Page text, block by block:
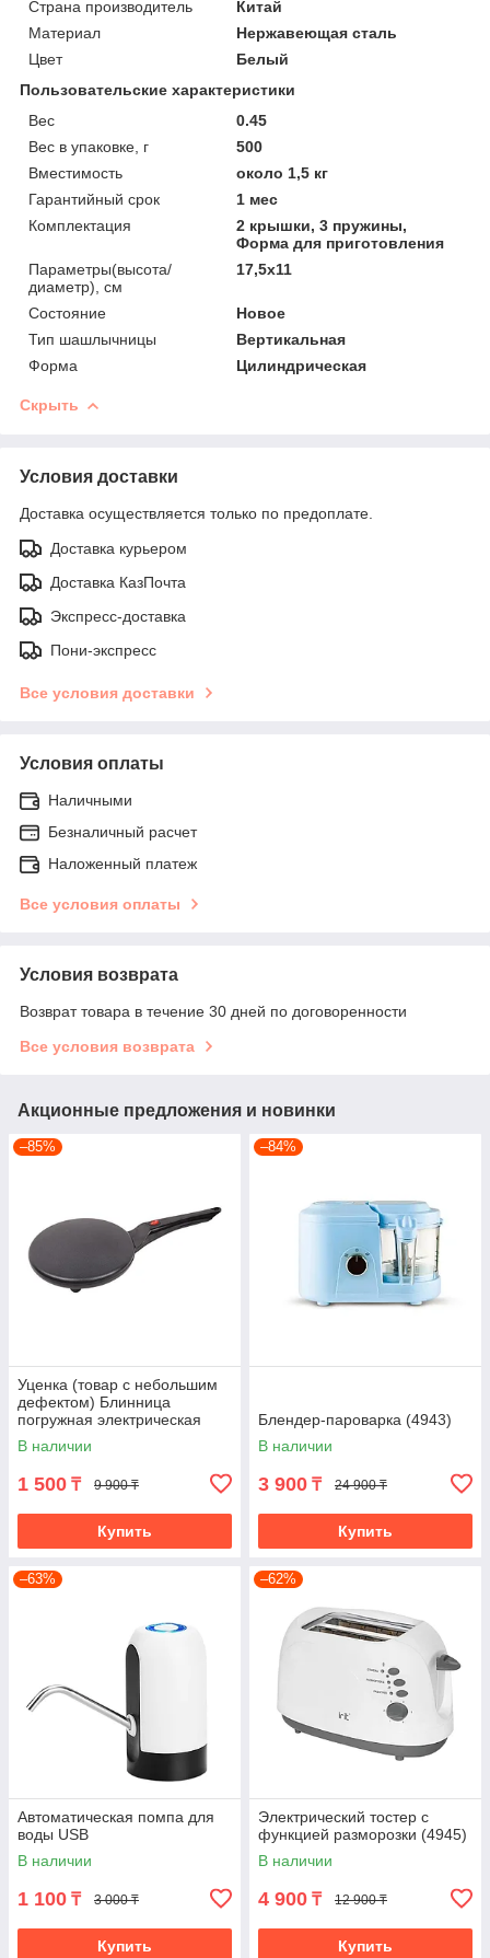
Страна производитель
Китай
Материал
Нержавеющая сталь
Цвет
Белый
Пользовательские характеристики
Вес
0.45
Вес в упаковке, г
500
Вместимость
около 1,5 кг
Гарантийный срок
1 мес
Комплектация
2 крышки, 3 пружины,
Форма для приготовления
Параметры(высота/
диаметр), см
17,5х11
Состояние
Новое
Тип шашлычницы
Вертикальная
Форма
Цилиндрическая
Скрыть
Условия доставки
Доставка осуществляется только по предоплате.
Доставка курьером
Доставка КазПочта
Экспресс-доставка
Пони-экспресс
Все условия доставки
Условия оплаты
Наличными
Безналичный расчет
Наложенный платеж
Все условия оплаты
Условия возврата
Возврат товара в течение 30 дней по договоренности
Все условия возврата
Акционные предложения и новинки
–85%
Уценка (товар с небольшим
дефектом) Блинница
погружная электрическая
(D703/1)
В наличии
1 500 ₸ 9 900 ₸
Купить
–84%
Блендер-пароварка (4943)
В наличии
3 900 ₸ 24 900 ₸
Купить
–63%
Автоматическая помпа для
воды USB
В наличии
1 100 ₸ 3 000 ₸
Купить
–62%
Электрический тостер с
функцией разморозки (4945)
В наличии
4 900 ₸ 12 900 ₸
Купить